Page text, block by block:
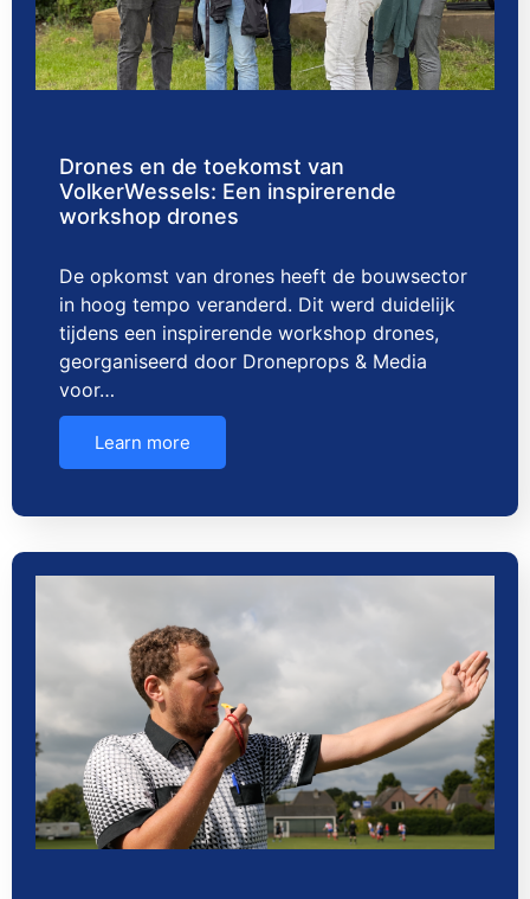
Drones en de toekomst van
VolkerWessels: Een inspirerende
workshop drones
De opkomst van drones heeft de bouwsector
in hoog tempo veranderd. Dit werd duidelijk
tijdens een inspirerende workshop drones,
georganiseerd door Droneprops & Media
voor…
Learn more